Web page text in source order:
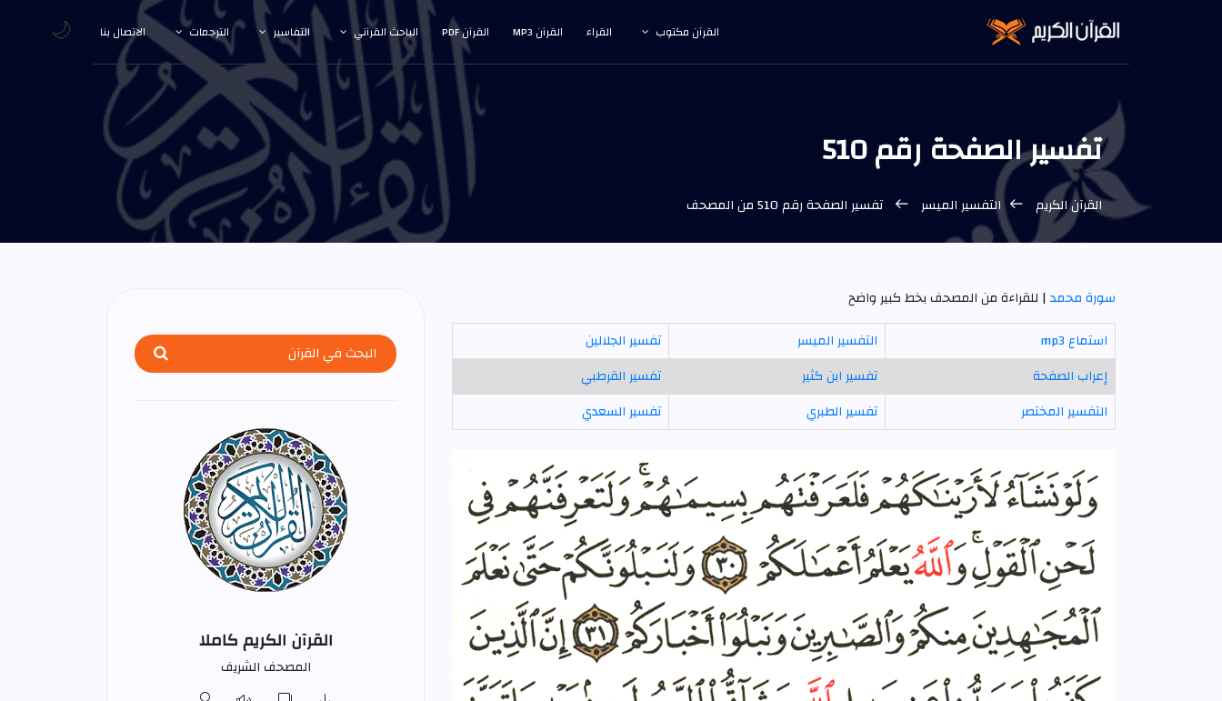
القرآن مكتوب القراء القرآن MP3 القرآن PDF الباحث القرآني التفاسير الترجمات الاتصال بنا
تفسير الصفحة رقم 510
القرآن الكريم التفسير الميسر تفسير الصفحة رقم 510 من المصحف
سورة محمد| للقراءة من المصحف بخط كبير واضح
استماع mp3
التفسير الميسر
تفسير الجلالين
إعراب الصفحة
تفسير ابن كثير
تفسير القرطبي
التفسير المختصر
تفسير الطبري تفسير السعدي
القرآن الكريم كاملا
المصحف الشريف
🌙